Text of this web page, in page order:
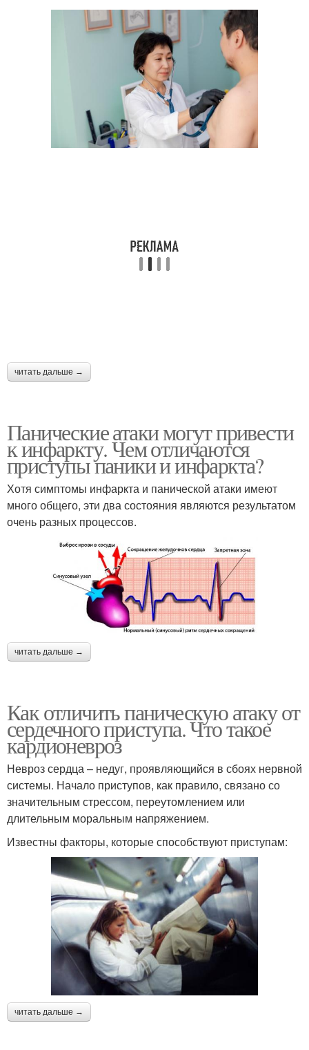
читать дальше →
Панические атаки могут привести
к инфаркту. Чем отличаются
приступы паники и инфаркта?
Хотя симптомы инфаркта и панической атаки имеют
много общего, эти два состояния являются результатом
очень разных процессов.
читать дальше →
Как отличить паническую атаку от
сердечного приступа. Что такое
кардионевроз
Невроз сердца – недуг, проявляющийся в сбоях нервной
системы. Начало приступов, как правило, связано со
значительным стрессом, переутомлением или
длительным моральным напряжением.
Известны факторы, которые способствуют приступам:
читать дальше →